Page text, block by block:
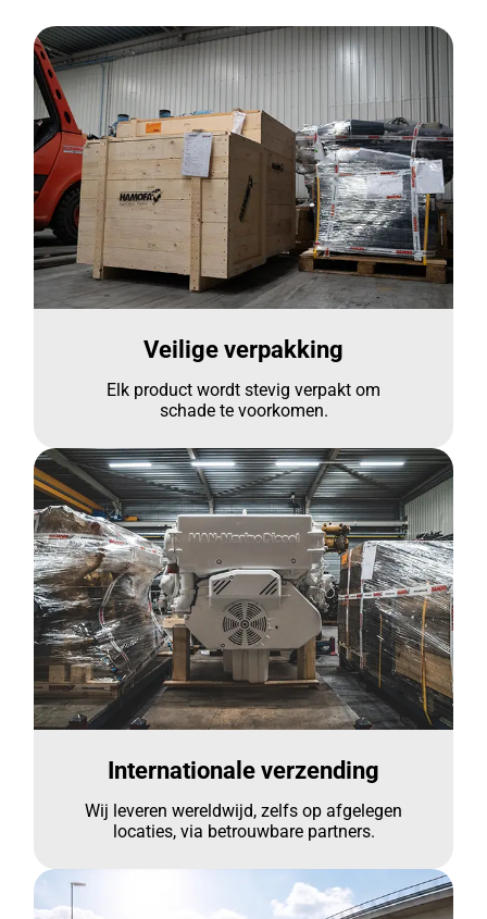
Veilige verpakking
Elk product wordt stevig verpakt om
schade te voorkomen.
Internationale verzending
Wij leveren wereldwijd, zelfs op afgelegen
locaties, via betrouwbare partners.